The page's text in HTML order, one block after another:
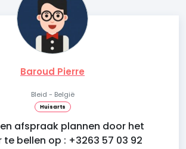
Baroud Pierre
Bleid - België
Huisarts
afspraak plannen door het
bellen op : +3263 57 03 92